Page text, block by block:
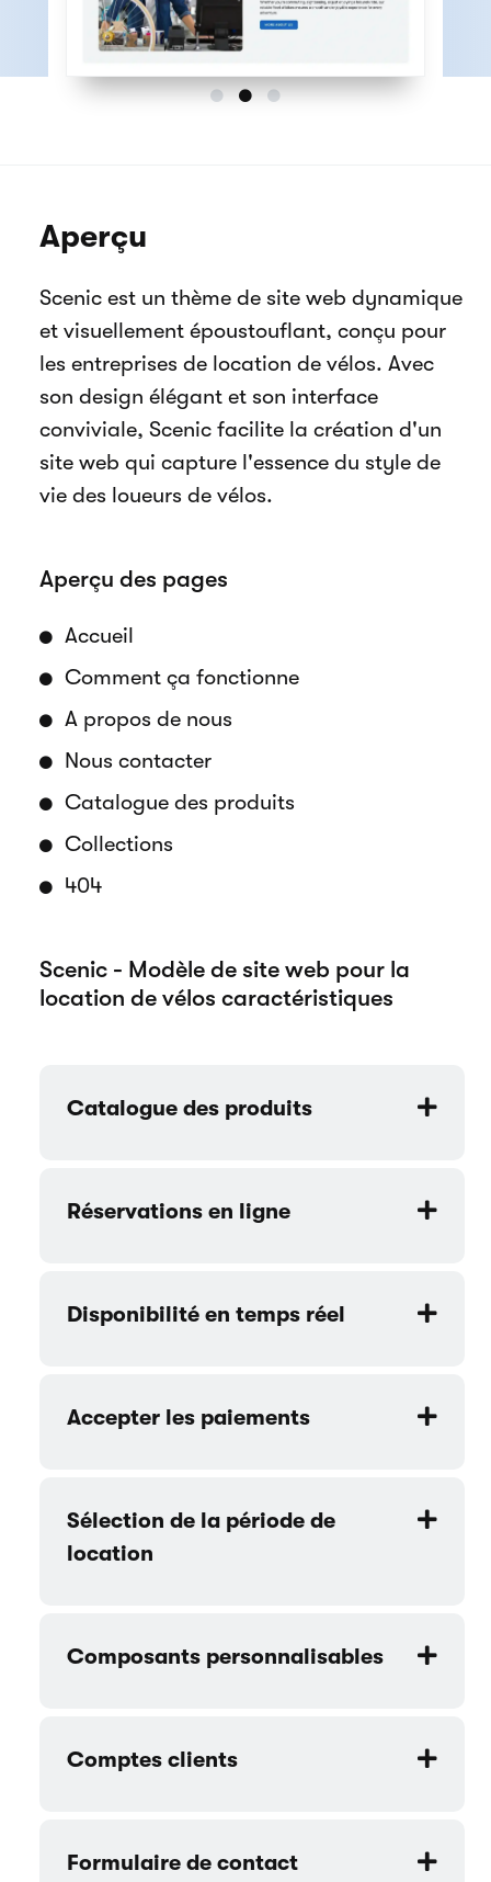
Aperçu
Scenic est un thème de site web dynamique
et visuellement époustouflant, conçu pour
les entreprises de location de vélos. Avec
son design élégant et son interface
conviviale, Scenic facilite la création d'un
site web qui capture l'essence du style de
vie des loueurs de vélos.
Aperçu des pages
Accueil
Comment ça fonctionne
A propos de nous
Nous contacter
Catalogue des produits
Collections
404
Scenic - Modèle de site web pour la
location de vélos caractéristiques
Catalogue des produits
Réservations en ligne
Disponibilité en temps réel
Accepter les paiements
Sélection de la période de
location
Composants personnalisables
Comptes clients
Formulaire de contact